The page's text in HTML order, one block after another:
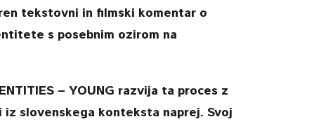
tekstovni in filmski komentar o
s posebnim ozirom na
– YOUNG razvija ta proces z
iz slovenskega konteksta naprej. Svoj